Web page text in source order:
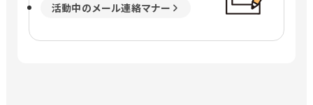
活動中のメール連絡マナー